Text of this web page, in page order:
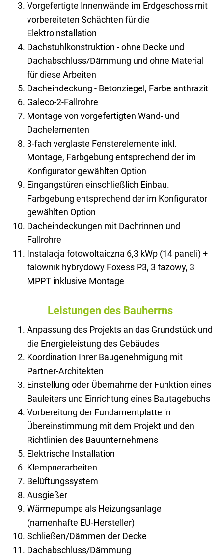
Vorgefertigte Innenwände im Erdgeschoss mit
vorbereiteten Schächten für die
Elektroinstallation
Dachstuhlkonstruktion - ohne Decke und
Dachabschluss/Dämmung und ohne Material
für diese Arbeiten
Dacheindeckung - Betonziegel, Farbe anthrazit
Galeco-2-Fallrohre
Montage von vorgefertigten Wand- und
Dachelementen
3-fach verglaste Fensterelemente inkl.
Montage, Farbgebung entsprechend der im
Konfigurator gewählten Option
Eingangstüren einschließlich Einbau.
Farbgebung entsprechend der im Konfigurator
gewählten Option
Dacheindeckungen mit Dachrinnen und
Fallrohre
Instalacja fotowoltaiczna 6,3 kWp (14 paneli) +
falownik hybrydowy Foxess P3, 3 fazowy, 3
MPPT inklusive Montage
Leistungen des Bauherrns
Anpassung des Projekts an das Grundstück und
die Energieleistung des Gebäudes
Koordination Ihrer Baugenehmigung mit
Partner-Architekten
Einstellung oder Übernahme der Funktion eines
Bauleiters und Einrichtung eines Bautagebuchs
Vorbereitung der Fundamentplatte in
Übereinstimmung mit dem Projekt und den
Richtlinien des Bauunternehmens
Elektrische Installation
Klempnerarbeiten
Belüftungssystem
Ausgießer
Wärmepumpe als Heizungsanlage
(namenhafte EU-Hersteller)
Schließen/Dämmen der Decke
Dachabschluss/Dämmung